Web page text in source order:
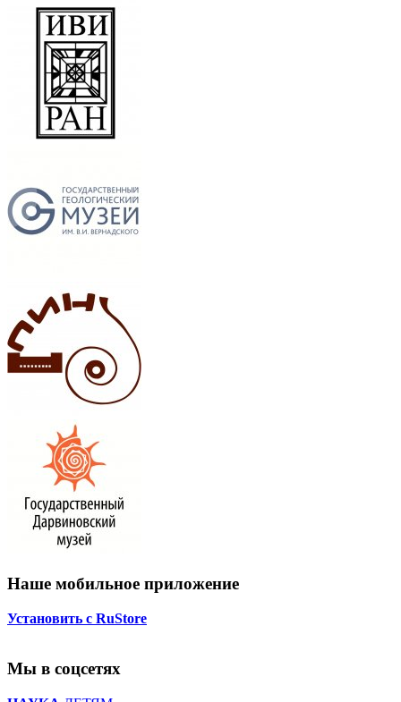
Наше мобильное приложение
Установить с RuStore
Мы в соцсетях